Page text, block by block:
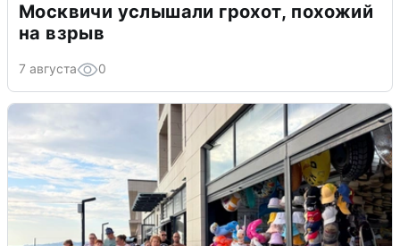
Москвичи услышали грохот, похожий
на взрыв
7 августа 0